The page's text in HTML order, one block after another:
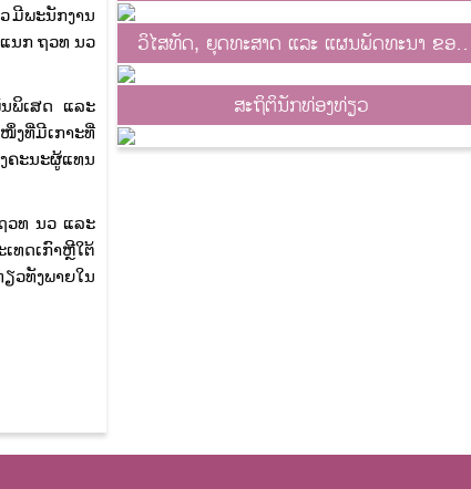
ມີພະນັກງານ
ນກ ຖວທ ນວ
ພິເສດ ແລະ
ງທີ່ມີເກາະທີ່
ຄະນະຜູ້ແທນ
ວທ ນວ ແລະ
ທດເກົາຫຼີໃຕ້
ວທັງພາຍໃນ
ວິໄສທັດ, ຍຸດທະສາດ ແລະ ແຜນພັດທະນາ ຂອງ
ສະຖິຕິນັກທ່ອງທ່ຽວ